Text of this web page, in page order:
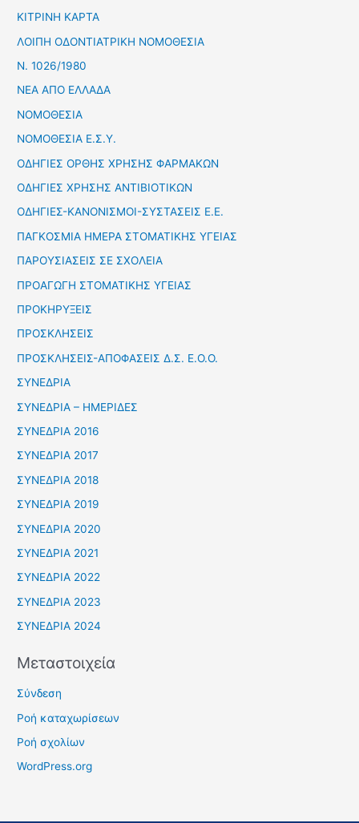
ΚΙΤΡΙΝΗ ΚΑΡΤΑ
ΛΟΙΠΗ ΟΔΟΝΤΙΑΤΡΙΚΗ ΝΟΜΟΘΕΣΙΑ
Ν. 1026/1980
ΝΕΑ ΑΠΟ ΕΛΛΑΔΑ
ΝΟΜΟΘΕΣΙΑ
ΝΟΜΟΘΕΣΙΑ Ε.Σ.Υ.
ΟΔΗΓΙΕΣ ΟΡΘΗΣ ΧΡΗΣΗΣ ΦΑΡΜΑΚΩΝ
ΟΔΗΓΙΕΣ ΧΡΗΣΗΣ ΑΝΤΙΒΙΟΤΙΚΩΝ
ΟΔΗΓΙΕΣ-ΚΑΝΟΝΙΣΜΟΙ-ΣΥΣΤΑΣΕΙΣ Ε.Ε.
ΠΑΓΚΟΣΜΙΑ ΗΜΕΡΑ ΣΤΟΜΑΤΙΚΗΣ ΥΓΕΙΑΣ
ΠΑΡΟΥΣΙΑΣΕΙΣ ΣΕ ΣΧΟΛΕΙΑ
ΠΡΟΑΓΩΓΗ ΣΤΟΜΑΤΙΚΗΣ ΥΓΕΙΑΣ
ΠΡΟΚΗΡΥΞΕΙΣ
ΠΡΟΣΚΛΗΣΕΙΣ
ΠΡΟΣΚΛΗΣΕΙΣ-ΑΠΟΦΑΣΕΙΣ Δ.Σ. Ε.Ο.Ο.
ΣΥΝΕΔΡΙΑ
ΣΥΝΕΔΡΙΑ – ΗΜΕΡΙΔΕΣ
ΣΥΝΕΔΡΙΑ 2016
ΣΥΝΕΔΡΙΑ 2017
ΣΥΝΕΔΡΙΑ 2018
ΣΥΝΕΔΡΙΑ 2019
ΣΥΝΕΔΡΙΑ 2020
ΣΥΝΕΔΡΙΑ 2021
ΣΥΝΕΔΡΙΑ 2022
ΣΥΝΕΔΡΙΑ 2023
ΣΥΝΕΔΡΙΑ 2024
Μεταστοιχεία
Σύνδεση
Ροή καταχωρίσεων
Ροή σχολίων
WordPress.org